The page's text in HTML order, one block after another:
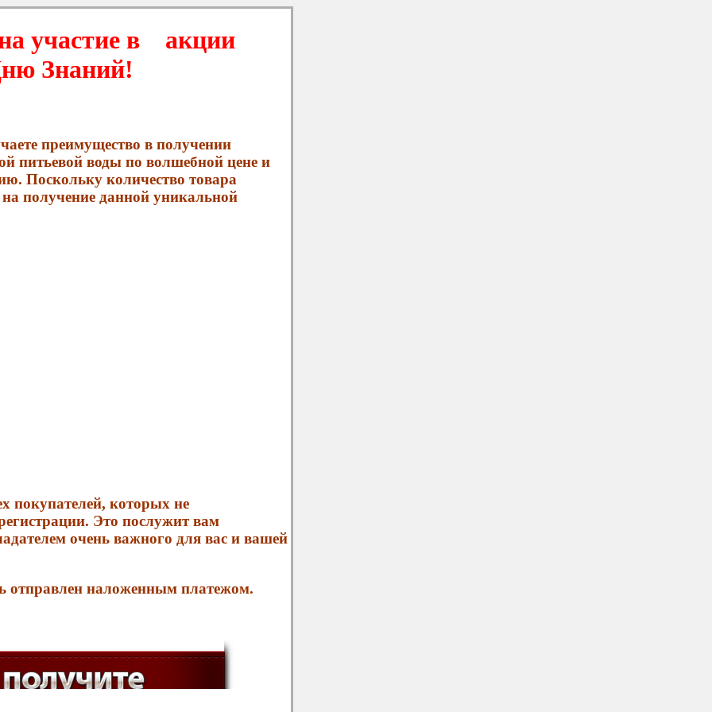
на участие в акции
Знаний!
преимущество в получении
питьевой воды по волшебной цене и
Поскольку количество товара
получение данной уникальной
покупателей, которых не
Это послужит вам
очень важного для вас и вашей
отправлен наложенным платежом.